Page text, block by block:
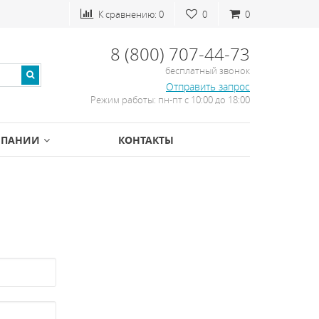
0
0
К сравнению: 0
8 (800) 707-44-73
бесплатный звонок
Отправить запрос
Режим работы: пн-пт с 10:00 до 18:00
КОНТАКТЫ